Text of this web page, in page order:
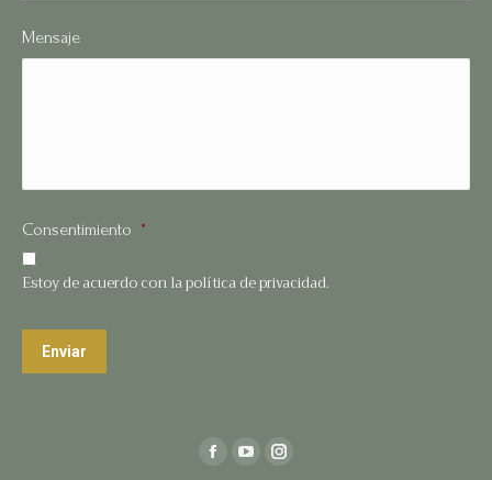
Mensaje
Consentimiento *
Estoy de acuerdo con la política de privacidad.
Enviar
Facebook
YouTubeInstagram